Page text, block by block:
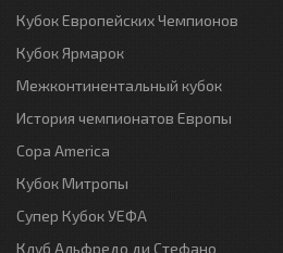
Кубок Европейских Чемпионов
Кубок Ярмарок
Межконтинентальный кубок
История чемпионатов Европы
Copa America
Кубок Митропы
Супер Кубок УЕФА
Клуб Альфредо ди Стефано